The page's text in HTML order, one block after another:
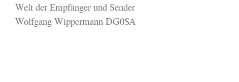
Welt der Empfänger und Sender
Wolfgang Wippermann DG0SA